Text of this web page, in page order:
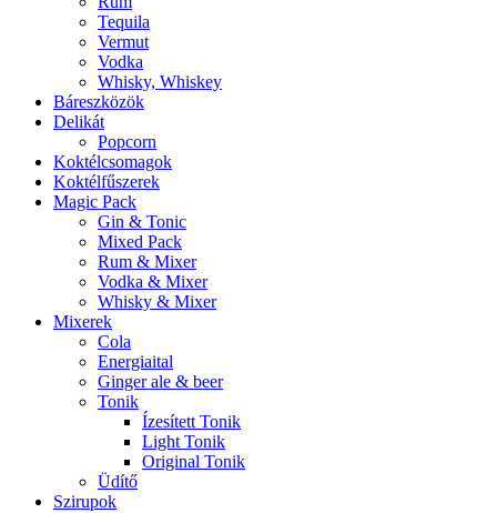
Tequila
Vermut
Vodka
Whisky, Whiskey
Báreszközök
Delikát
Popcorn
Koktélcsomagok
Koktélfűszerek
Magic Pack
Gin & Tonic
Mixed Pack
Rum & Mixer
Vodka & Mixer
Whisky & Mixer
Mixerek
Cola
Energiaital
Ginger ale & beer
Tonik
Ízesített Tonik
Light Tonik
Original Tonik
Üdítő
Szirupok